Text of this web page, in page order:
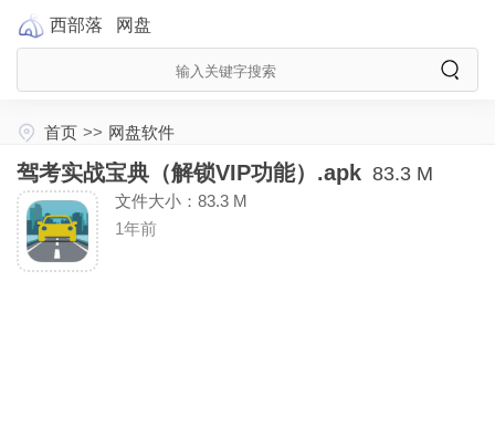
西部落 网盘
首页 >> 网盘软件
驾考实战宝典（解锁VIP功能）.apk 83.3 M
文件大小：83.3 M
1年前